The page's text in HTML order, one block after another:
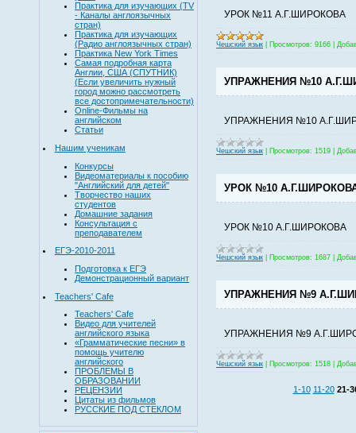
Практика для изучающих (TV
- Каналы англоязычных
стран)
Практика для изучающих
(Радио англоязычных стран)
Практика New York Times
Самая подробная карта
Англии, США (СПУТНИК)
(Если увеличить нужный
город можно рассмотреть
все достопримечательности)
Online-Фильмы на
английском
Статьи
Нашим ученикам
Конкурсы
Видеоматериалы к пособию
"Английский для детей"
Творчество наших
студентов
Домашние задания
Консультация с
преподавателем
ЕГЭ-2010-2011
Подготовка к ЕГЭ
Демонстрационный вариант
Teachers' Cafe
Teachers' Cafe
Видео для учителей
английского языка
«Грамматические песни» в
помощь учителю
английского
ПРОБЛЕМЫ В
ОБРАЗОВАНИИ
РЕЦЕНЗИИ
Цитаты из фильмов
РУССКИЕ ПОД СТЕКЛОМ
УРОК №11 А.Г.ШИРОКОВА
Чешский язык Просмотров: 9166
УПРАЖНЕНИЯ №10
УПРАЖНЕНИЯ №10
Чешский язык Просмотров: 1519
УРОК №10
УРОК №10 А.Г.ШИРОКОВА
Чешский язык Просмотров: 1687
УПРАЖНЕНИЯ №9
УПРАЖНЕНИЯ №9
Чешский язык Просмотров: 1518
1-10 11-20 21-